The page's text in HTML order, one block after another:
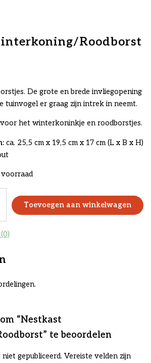
Roodborst
De grote en brede invliegopening
tuinvogel er graag zijn intrek in neemt.
het winterkoninkje en roodborstjes.
ca. 25,5 cm x 19,5 cm x 17 cm (L x B x H)
Toevoegen aan winkelwagen
“Nestkast
te beoordelen
gepubliceerd. Vereiste velden zijn